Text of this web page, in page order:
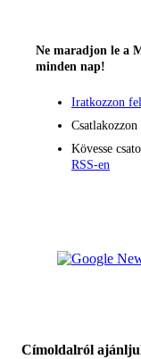
Ne maradjon le a
minden nap!
Iratkozzon
Csatlakozzon
Kövesse
RSS-en
Címoldalról